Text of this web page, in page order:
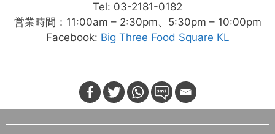
Tel: 03-2181-0182
営業時間：11:00am – 2:30pm、5:30pm – 10:00pm
Facebook: Big Three Food Square KL